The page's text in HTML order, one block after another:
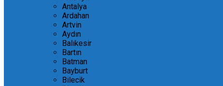
Antalya
Ardahan
Artvin
Aydın
Balıkesir
Bartın
Batman
Bayburt
Bilecik